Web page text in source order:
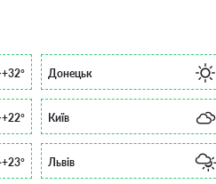
+32° Донецьк
+22° Київ
+23° Львів